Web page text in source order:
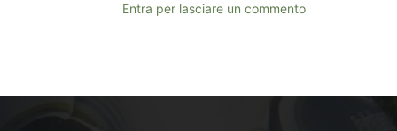
Entra per lasciare un commento